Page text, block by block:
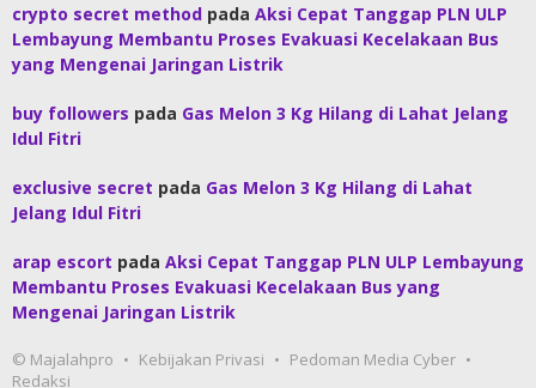
crypto secret method pada Aksi Cepat Tanggap PLN ULP
Lembayung Membantu Proses Evakuasi Kecelakaan Bus
yang Mengenai Jaringan Listrik
buy followers pada Gas Melon 3 Kg Hilang di Lahat Jelang
Idul Fitri
exclusive secret pada Gas Melon 3 Kg Hilang di Lahat
Jelang Idul Fitri
arap escort pada Aksi Cepat Tanggap PLN ULP Lembayung
Membantu Proses Evakuasi Kecelakaan Bus yang
Mengenai Jaringan Listrik
© Majalahpro Kebijakan Privasi
Pedoman Media Cyber
Redaksi